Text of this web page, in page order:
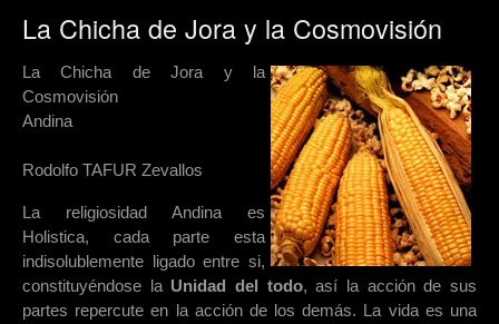
La Chicha de Jora y la Cosmovisión
La Chicha de Jora y la
Cosmovisión
Andina
Rodolfo TAFUR Zevallos
La religiosidad Andina es
Holistica, cada parte esta
indisolublemente ligado entre si,
constituyéndose la Unidad del todo, así la acción de sus
partes repercute en la acción de los demás. La vida es una